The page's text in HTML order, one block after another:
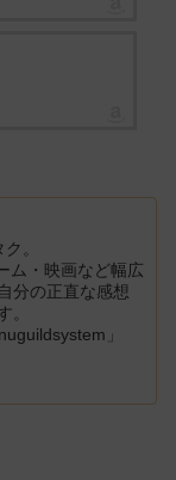
。
ム・映画など幅広
分の正直な感想
。
」